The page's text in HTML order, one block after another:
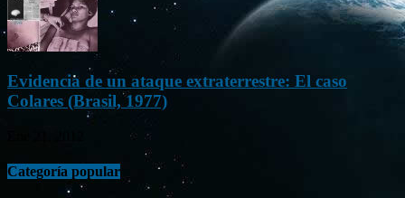
Evidencia de un ataque extraterrestre: El caso
Colares (Brasil, 1977)
Categoría popular